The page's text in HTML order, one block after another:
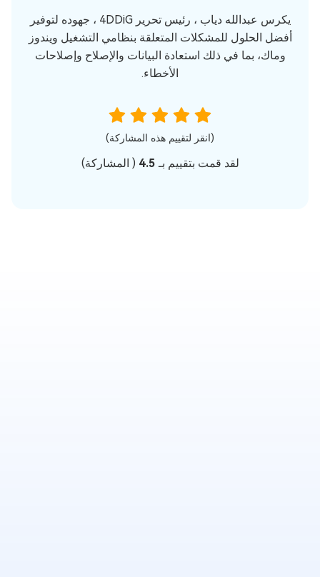
يكرس عبدالله دياب ، رئيس تحرير 4DDiG ، جهوده لتوفير
أفضل الحلول للمشكلات المتعلقة بنظامي التشغيل ويندوز
وماك، بما في ذلك استعادة البيانات والإصلاح وإصلاحات
الأخطاء.
(انقر لتقييم هذه المشاركة)
لقد قمت بتقييم بـ 4.5
( المشاركة)